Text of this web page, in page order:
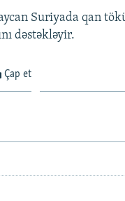
Suriyada qan
dəstəkləyir.
Çap et